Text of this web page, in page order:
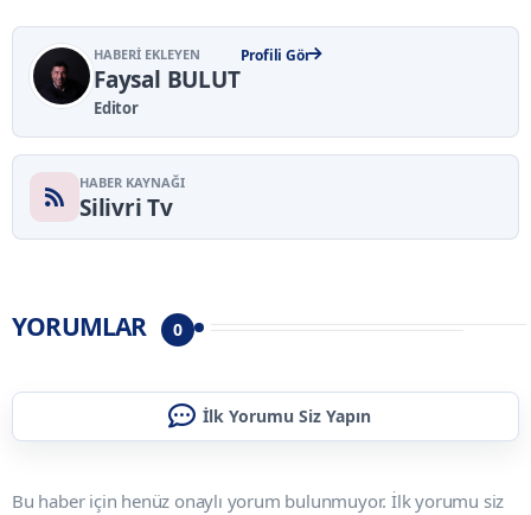
HABERI EKLEYEN
Faysal BULUT
Editor
Profili Gör
HABER KAYNAĞI
Silivri Tv
YORUMLAR 0
İlk Yorumu Siz Yapın
Bu haber için henüz onaylı yorum bulunmuyor. İlk yorumu siz